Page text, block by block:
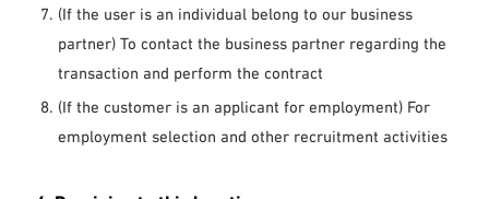
(If the user is an individual belong to our business
partner) To contact the business partner regarding the
transaction and perform the contract
(If the customer is an applicant for employment) For
employment selection and other recruitment activities